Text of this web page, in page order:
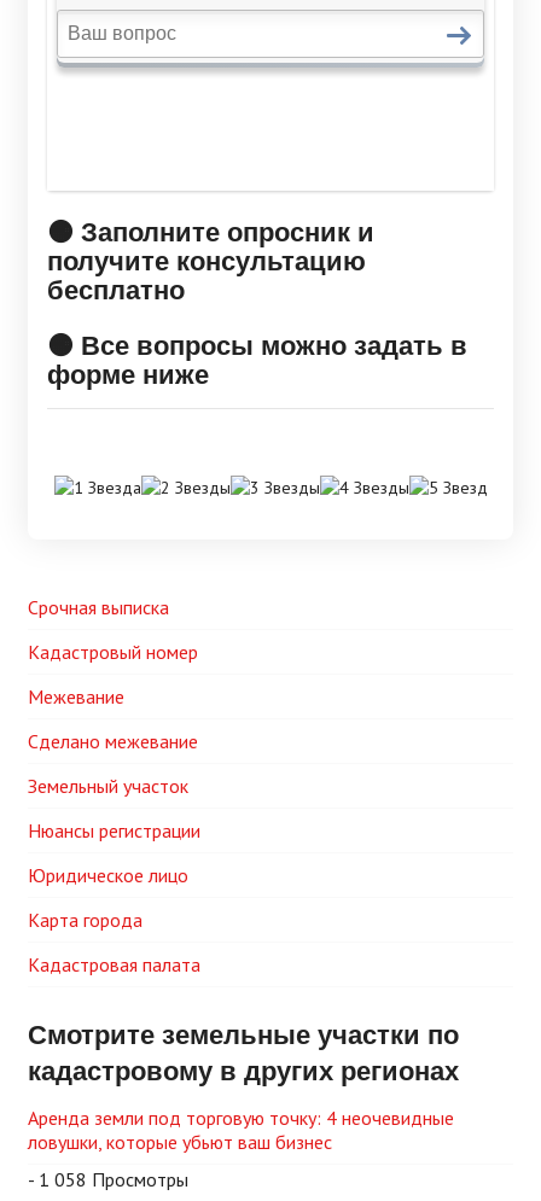
🟠 Заполните опросник и
получите консультацию
бесплатно
🟠 Все вопросы можно задать в
форме ниже
Срочная выписка
Кадастровый номер
Межевание
Сделано межевание
Земельный участок
Нюансы регистрации
Юридическое лицо
Карта города
Кадастровая палата
Смотрите земельные участки по
кадастровому в других регионах
Аренда земли под торговую точку: 4 неочевидные
ловушки, которые убьют ваш бизнес
- 1 058 Просмотры